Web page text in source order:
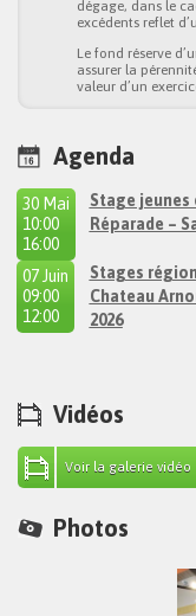
dégage, dans le
excédents reflet
Le fond réserve
assurer la
valeur d’un
Agenda
Stage jeunes
Réparade –
30 Mai
10:00
à
16:00
Stages
Chateau
2026
07 Juin
09:00
à
12:00
Vidéos
Voir la galerie vidéo
Photos